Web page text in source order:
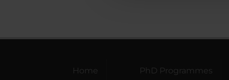
Home
PhD Programmes